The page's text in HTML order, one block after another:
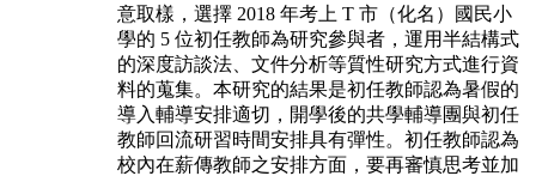
意取樣，選擇 2018 年考上 T 市（化名）國民小
學的 5 位初任教師為研究參與者，運用半結構式
的深度訪談法、文件分析等質性研究方式進行資
料的蒐集。本研究的結果是初任教師認為暑假的
導入輔導安排適切，開學後的共學輔導團與初任
教師回流研習時間安排具有彈性。初任教師認為
校內在薪傳教師之安排方面，要再審慎思考並加